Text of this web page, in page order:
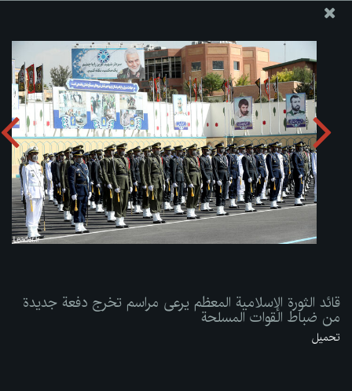
قائد الثورة الإسلامية المعظم يرعى مراسم تخرج دفعة جديدة من
ضباط القوات المسلحة
تحميل الألبوم:zip
قائد الثورة الإسلامية المعظم يرعى مراسم تخرج دفعة جديدة
من ضباط القوات المسلحة
تحميل